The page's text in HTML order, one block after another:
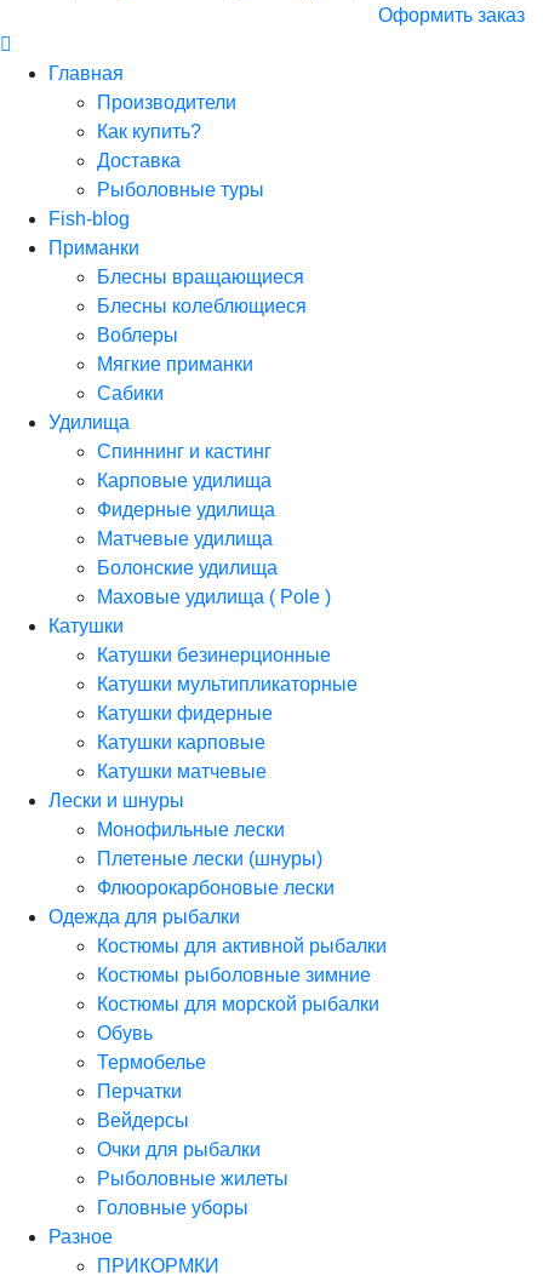
Оформить заказ
Главная
Производители
Как купить?
Доставка
Рыболовные туры
Fish-blog
Приманки
Блесны вращающиеся
Блесны колеблющиеся
Воблеры
Мягкие приманки
Сабики
Удилища
Спиннинг и кастинг
Карповые удилища
Фидерные удилища
Матчевые удилища
Болонские удилища
Маховые удилища ( Pole )
Катушки
Катушки безинерционные
Катушки мультипликаторные
Катушки фидерные
Катушки карповые
Катушки матчевые
Лески и шнуры
Монофильные лески
Плетеные лески (шнуры)
Флюорокарбоновые лески
Одежда для рыбалки
Костюмы для активной рыбалки
Костюмы рыболовные зимние
Костюмы для морской рыбалки
Обувь
Термобелье
Перчатки
Вейдерсы
Очки для рыбалки
Рыболовные жилеты
Головные уборы
Разное
ПРИКОРМКИ